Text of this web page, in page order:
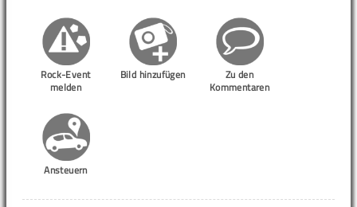
Rock-Event
melden
Bild hinzufügen
Zu den
Kommentaren
Ansteuern